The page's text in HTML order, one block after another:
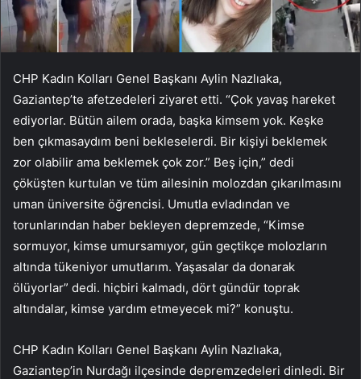
CHP Kadın Kolları Genel Başkanı Aylin Nazlıaka,
Gaziantep’te afetzedeleri ziyaret etti. “Çok yavaş hareket
ediyorlar. Bütün ailem orada, başka kimsem yok. Keşke
ben çıkmasaydım beni bekleselerdi. Bir kişiyi beklemek
zor olabilir ama beklemek çok zor.” Beş için,” dedi
çöküşten kurtulan ve tüm ailesinin molozdan çıkarılmasını
uman üniversite öğrencisi. Umutla evladından ve
torunlarından haber bekleyen depremzede, “Kimse
sormuyor, kimse umursamıyor, gün geçtikçe molozların
altında tükeniyor umutlarım. Yaşasalar da donarak
ölüyorlar” dedi. hiçbiri kalmadı, dört gündür toprak
altındalar, kimse yardım etmeyecek mi?” konuştu.
CHP Kadın Kolları Genel Başkanı Aylin Nazlıaka,
Gaziantep’in Nurdağı ilçesinde depremzedeleri dinledi. Bir